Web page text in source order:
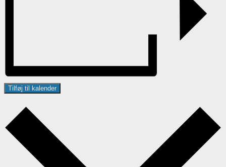
Tilføj til kalender